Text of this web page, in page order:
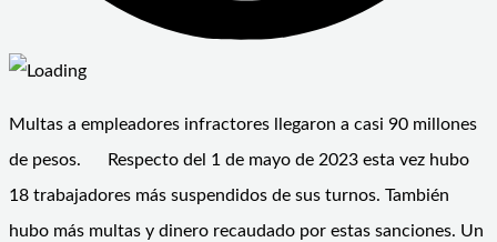
Multas a empleadores infractores llegaron a casi 90 millones
de pesos. Respecto del 1 de mayo de 2023 esta vez hubo
18 trabajadores más suspendidos de sus turnos. También
hubo más multas y dinero recaudado por estas sanciones. Un